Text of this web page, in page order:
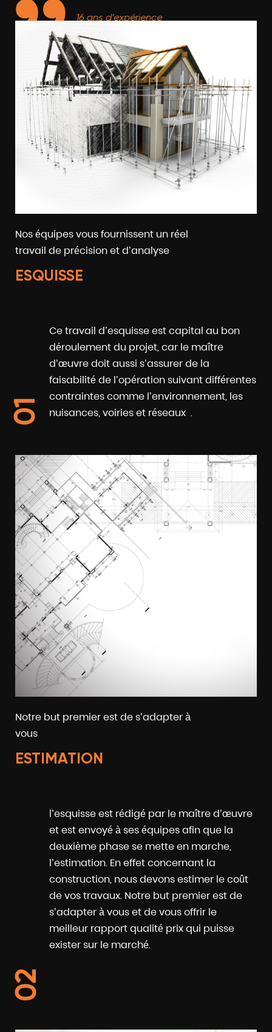
16 ans d’expérience
Ce travail d’esquisse est capital au bon
déroulement du projet, car le maître
d’œuvre doit aussi s’assurer de la
faisabilité de l’opération suivant différentes
contraintes comme l’environnement, les
nuisances, voiries et réseaux .
01
Nos équipes vous fournissent un réel
travail de précision et d’analyse
ESQUISSE
l’esquisse est rédigé par le maître d’œuvre
et est envoyé à ses équipes afin que la
deuxième phase se mette en marche,
l’estimation. En effet concernant la
construction, nous devons estimer le coût
de vos travaux. Notre but premier est de
s’adapter à vous et de vous offrir le
meilleur rapport qualité prix qui puisse
exister sur le marché.
02
Notre but premier est de s’adapter à
vous
ESTIMATION